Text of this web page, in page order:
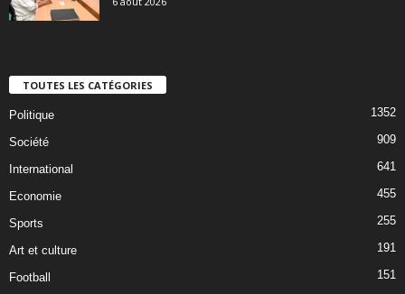
TOUTES LES CATÉGORIES
Politique 1352
Société 909
International 641
Economie 455
Sports 255
Art et culture 191
Football 151